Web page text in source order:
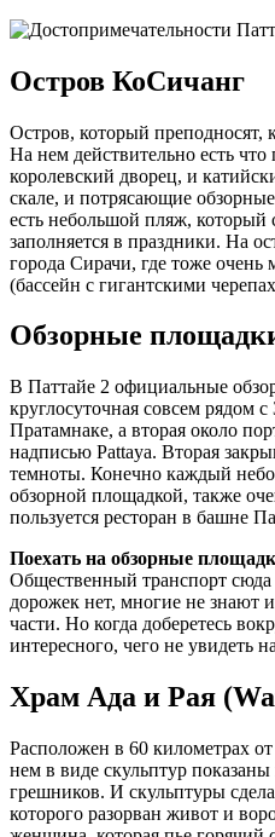
Остров КоСичанг
Остров, который преподносят,
На нем действительно есть что
королевский дворец, и
скале, и потрясающие
есть небольшой пляж, который
заполняется в праздники. На
города Сирачи, где тоже очень
(бассейн с гигантскими
Обзорные
В Паттайе 2 официальные
круглосуточная совсем рядом
Пратамнаке, а вторая около
надписью Pattaya. Вторая
темноты. Конечно каждый
обзорной площадкой, также
пользуется ресторан в башне
Поехать на обзорные
Общественный транспорт
дорожек нет, многие не знают
части. Но когда доберетесь
интересного, чего не увидеть
Храм Ада и Рая
Расположен в 60 километрах
нем в виде скульптур
грешников. И скульптуры
которого разорван живот и